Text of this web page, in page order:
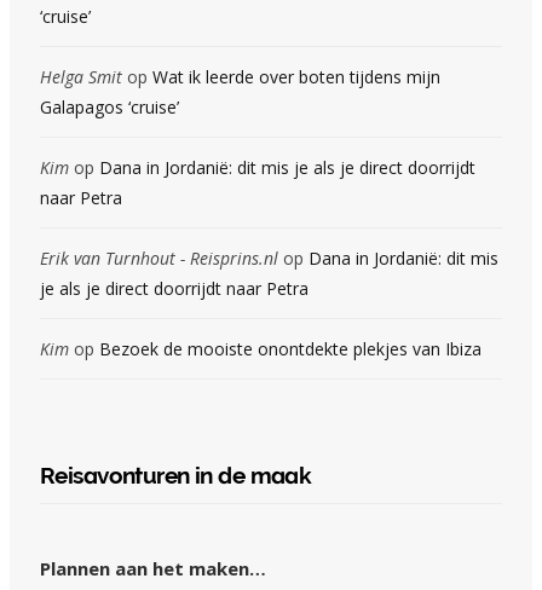
‘cruise’
Helga Smit op Wat ik leerde over boten tijdens mijn
Galapagos ‘cruise’
Kim op Dana in Jordanië: dit mis je als je direct doorrijdt
naar Petra
Erik van Turnhout - Reisprins.nl op Dana in Jordanië: dit mis
je als je direct doorrijdt naar Petra
Kim op Bezoek de mooiste onontdekte plekjes van Ibiza
Reisavonturen in de maak
Plannen aan het maken…